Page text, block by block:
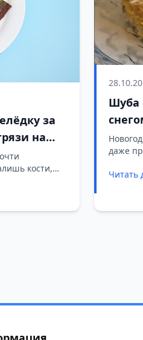
за
на
кости,
Шуба
стола
даже
Читать